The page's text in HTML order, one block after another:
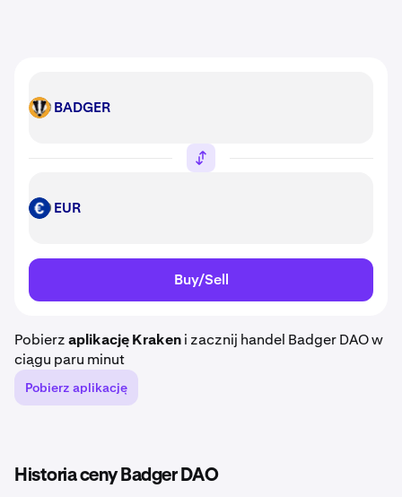
BADGER BADGER
EUR EUR
Buy/Sell
Pobierzaplikację Krakeni zacznij handel Badger DAO w
ciągu paru minut
Pobierz aplikację
Historia ceny Badger DAO